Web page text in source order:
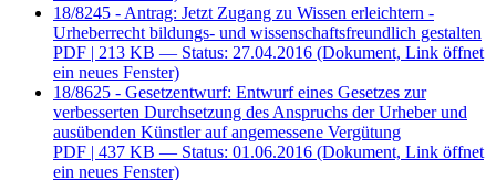
18/8245 - Antrag: Jetzt Zugang zu Wissen erleichtern -
Urheberrecht bildungs- und wissenschaftsfreundlich gestalten
PDF | 213 KB — Status: 27.04.2016 (Dokument, Link öffnet
ein neues Fenster)
18/8625 - Gesetzentwurf: Entwurf eines Gesetzes zur
verbesserten Durchsetzung des Anspruchs der Urheber und
ausübenden Künstler auf angemessene Vergütung
PDF | 437 KB — Status: 01.06.2016 (Dokument, Link öffnet
ein neues Fenster)